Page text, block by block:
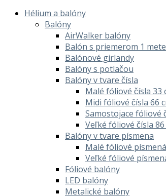
Hélium a balóny
Balóny
AirWalker balóny
Balón s priemerom 1
Balónové girlandy
Balóny s potlačou
Balóny v tvare čísla
Malé fóliové čísla 33
Midi fóliové čísla 66
Samostojace fóliové
Veľké fóliové čísla 86
Balóny v tvare písmena
Malé fóliové písmená
Veľké fóliové
Fóliové balóny
LED balóny
Metalické balóny